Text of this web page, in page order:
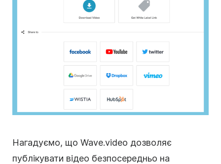
Нагадуємо, що Wave.video дозволяє
публікувати відео безпосередньо на